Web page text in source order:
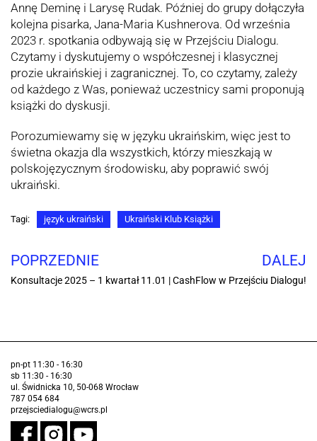
Annę Deminę i Larysę Rudak. Później do grupy dołączyła
kolejna pisarka, Jana-Maria Kushnerova. Od września
2023 r. spotkania odbywają się w Przejściu Dialogu.
Czytamy i dyskutujemy o współczesnej i klasycznej
prozie ukraińskiej i zagranicznej. To, co czytamy, zależy
od każdego z Was, ponieważ uczestnicy sami proponują
książki do dyskusji.
Porozumiewamy się w języku ukraińskim, więc jest to
świetna okazja dla wszystkich, którzy mieszkają w
polskojęzycznym środowisku, aby poprawić swój
ukraiński.
Tagi: język ukraiński Ukraiński Klub Książki
POPRZEDNIE
Konsultacje 2025 – 1 kwartał
DALEJ
11.01 | CashFlow w Przejściu Dialogu!
pn-pt 11:30 - 16:30
sb 11:30 - 16:30
ul. Świdnicka 10, 50-068 Wrocław
787 054 684
przejsciedialogu@wcrs.pl